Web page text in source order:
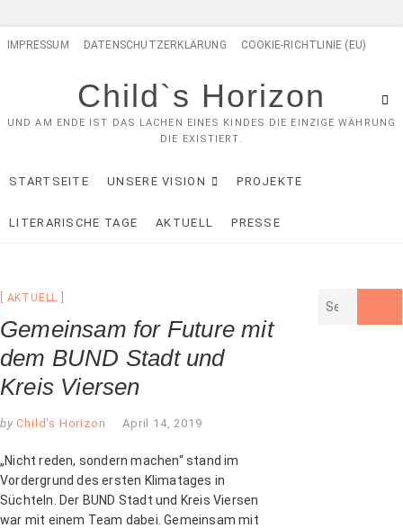
IMPRESSUM DATENSCHUTZERKLÄRUNG COOKIE-RICHTLINIE (EU)
Child`s Horizon
UND AM ENDE IST DAS LACHEN EINES KINDES DIE EINZIGE WÄHRUNG
DIE EXISTIERT.
STARTSEITE UNSERE VISION PROJEKTE
LITERARISCHE TAGE AKTUELL PRESSE
AKTUELL
Gemeinsam for Future mit
dem BUND Stadt und
Kreis Viersen
by Child's Horizon April 14, 2019
„Nicht reden, sondern machen“ stand im
Vordergrund des ersten Klimatages in
Süchteln. Der BUND Stadt und Kreis Viersen
war mit einem Team dabei. Gemeinsam mit